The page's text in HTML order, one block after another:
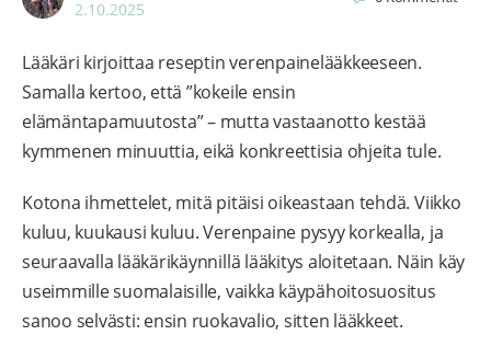
2.10.2025
Lääkäri kirjoittaa reseptin verenpainelääkkeeseen.
Samalla kertoo, että ”kokeile ensin
elämäntapamuutosta” – mutta vastaanotto kestää
kymmenen minuuttia, eikä konkreettisia ohjeita tule.
Kotona ihmettelet, mitä pitäisi oikeastaan tehdä. Viikko
kuluu, kuukausi kuluu. Verenpaine pysyy korkealla, ja
seuraavalla lääkärikäynnillä lääkitys aloitetaan. Näin käy
useimmille suomalaisille, vaikka käypähoitosuositus
sanoo selvästi: ensin ruokavalio, sitten lääkkeet.